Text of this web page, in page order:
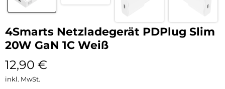
4Smarts Netzladegerät PDPlug Slim
20W GaN 1C Weiß
12,90 €
inkl. MwSt.